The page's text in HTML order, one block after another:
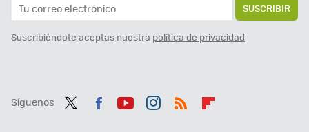
SUSCRIBIR
Suscribiéndote aceptas nuestra política de privacidad
Síguenos